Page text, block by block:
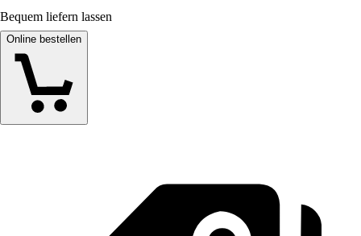
Bequem liefern lassen
Online bestellen